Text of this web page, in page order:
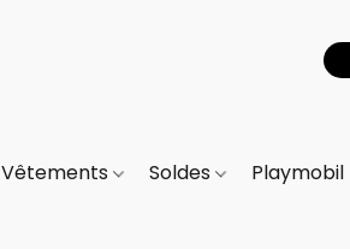
Vêtements Soldes Playmobil